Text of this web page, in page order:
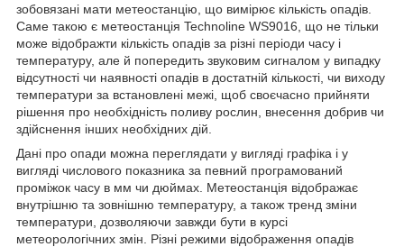
зобовязані мати метеостанцію, що вимірює кількість опадів.
Саме такою є метеостанція Technoline WS9016, що не тільки
може відображти кількість опадів за різні періоди часу і
температуру, але й попередить звуковим сигналом у випадку
відсутності чи наявності опадів в достатній кількості, чи виходу
температури за встановлені межі, щоб своєчасно прийняти
рішення про необхідність поливу рослин, внесення добрив чи
здійснення інших необхідних дій.
Дані про опади можна переглядати у вигляді графіка і у
вигляді числового показника за певний програмований
проміжок часу в мм чи дюймах. Метеостанція відображає
внутрішню та зовнішню температуру, а також тренд зміни
температури, дозволяючи завжди бути в курсі
метеорологічних змін. Різні режими відображення опадів